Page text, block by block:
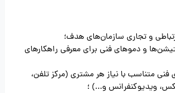
و تجاری سازمان‌های هدف؛
و دموهای فنی برای معرفی راهکارهای
فنی متناسب با نیاز هر مشتری (مرکز تلفن،